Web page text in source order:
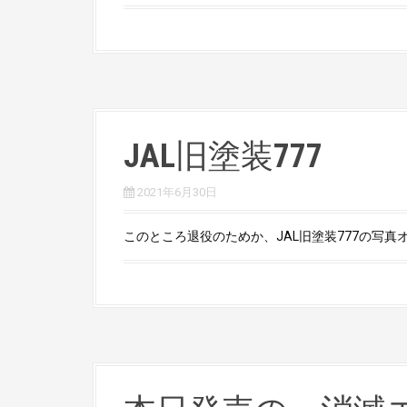
JAL旧塗装777
2021年6月30日
このところ退役のためか、JAL旧塗装777の写真